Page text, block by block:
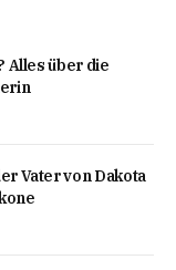
Alles über die
Vater von Dakota